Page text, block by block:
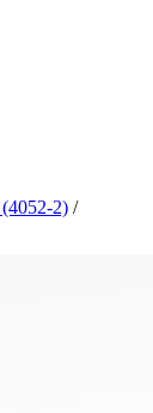
2) /